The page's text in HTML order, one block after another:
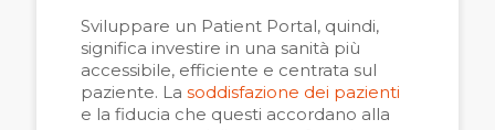
Sviluppare un Patient Portal, quindi,
significa investire in una sanità più
accessibile, efficiente e centrata sul
paziente. La soddisfazione dei pazienti
e la fiducia che questi accordano alla